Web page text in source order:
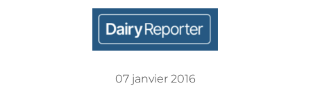
07 janvier 2016